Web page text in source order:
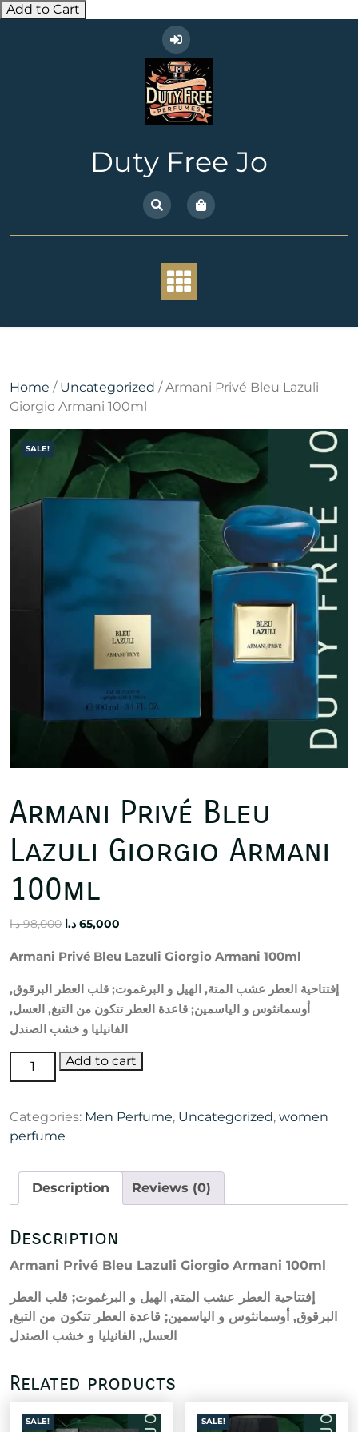
Add to Cart
Duty Free Jo
Home / Uncategorized / Armani Privé Bleu Lazuli
Giorgio Armani 100ml
SALE!
Armani Privé Bleu
Lazuli Giorgio Armani
100ml
98,000 د.ا
Original
was:
65,000 د.ا
is:
Armani Privé Bleu Lazuli Giorgio Armani 100ml
إفتتاحية العطر عشب المتة, الهيل و البرغموت; قلب العطر البرقوق,
أوسمانثوس و الياسمين; قاعدة العطر تتكون من التبغ, العسل,
الفانيليا و خشب الصندل
Armani
Privé
Lazuli
Giorgio
100ml
quantity
Add to cart
Categories: Men Perfume, Uncategorized, women
perfume
Description Reviews (0)
Description
Armani Privé Bleu Lazuli Giorgio Armani 100ml
إفتتاحية العطر عشب المتة, الهيل و البرغموت; قلب العطر
البرقوق, أوسمانثوس و الياسمين; قاعدة العطر تتكون من التبغ,
العسل, الفانيليا و خشب الصندل
Related products
SALE! SALE!